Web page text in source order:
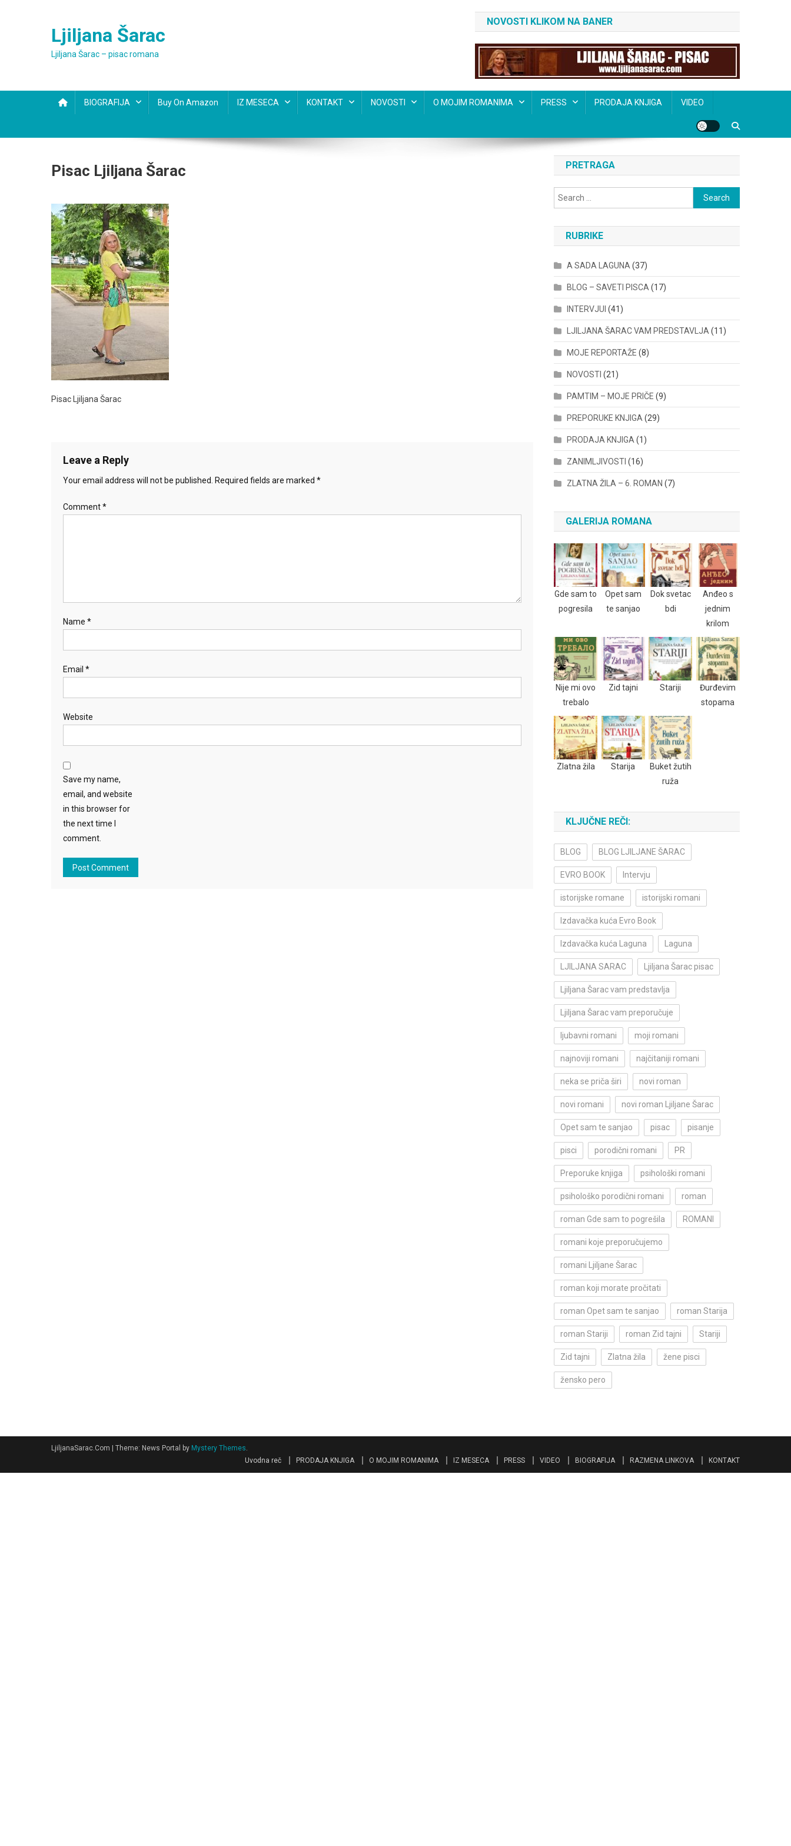
Ljiljana Šarac
Ljiljana Šarac – pisac romana
NOVOSTI KLIKOM NA BANER
BIOGRAFIJA Buy On Amazon IZ MESECA KONTAKT NOVOSTI O MOJIM ROMANIMA PRESS PRODAJA KNJIGA VIDEO
Pisac Ljiljana Šarac
Pisac Ljiljana Šarac
Leave a Reply
Your email address will not be published. Required fields are marked *
Comment*
Name *
Email *
Website
Save my name,
email, and website
in this browser for
the next time I
comment.
PRETRAGA
Search
for:
RUBRIKE
A SADA LAGUNA (37)
BLOG – SAVETI PISCA (17)
INTERVJUI (41)
LJILJANA ŠARAC VAM PREDSTAVLJA (11)
MOJE REPORTAŽE (8)
NOVOSTI (21)
PAMTIM – MOJE PRIČE (9)
PREPORUKE KNJIGA (29)
PRODAJA KNJIGA (1)
ZANIMLJIVOSTI (16)
ZLATNA ŽILA – 6. ROMAN (7)
GALERIJA ROMANA
Gde sam to
pogresila
Opet sam
te sanjao
Dok svetac
bdi
Anđeo s
jednim
krilom
Nije mi ovo
trebalo
Zid tajni Stariji
Đurđevim
stopama
Zlatna žila Starija
Buket žutih
ruža
KLJUČNE REČI:
BLOG BLOG LJILJANE ŠARAC
EVRO BOOK Intervju
istorijske romane istorijski romani
Izdavačka kuća Evro Book
Izdavačka kuća Laguna Laguna
LJILJANA SARAC Ljiljana Šarac pisac
Ljiljana Šarac vam predstavlja
Ljiljana Šarac vam preporučuje
ljubavni romani moji romani
najnoviji romani najčitaniji romani
neka se priča širi novi roman
novi romani novi roman Ljiljane Šarac
Opet sam te sanjao pisac pisanje
pisci porodični romani PR
Preporuke knjiga psihološki romani
psihološko porodični romani roman
roman Gde sam to pogrešila ROMANI
romani koje preporučujemo
romani Ljiljane Šarac
roman koji morate pročitati
roman Opet sam te sanjao roman Starija
roman Stariji roman Zid tajni Stariji
Zid tajni Zlatna žila žene pisci
žensko pero
LjiljanaSarac.Com Theme: News Portal by Mystery Themes.
Uvodna reč
PRODAJA KNJIGA O MOJIM ROMANIMA IZ MESECA PRESS VIDEO BIOGRAFIJA RAZMENA LINKOVA KONTAKT